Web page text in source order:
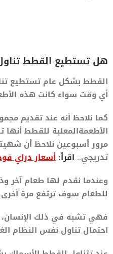
هل تستطيع القطط
القطط بشكل عام تستطيع
أي وقت سواء كانت هذه
كما نلاحظ أنه عند تقديم
الأطعمةالمعلبة للقطط
مرور أسبوعين نلاحظ أن
تدريجي.. اقرأ: أسعار دراي فود
وعندما نقدم لها طعام آخر
للطعام سوف ترتفع مرة أخرى.
فهي تشبه في ذلك الإنسان،
احتمال تناول نفس النظام